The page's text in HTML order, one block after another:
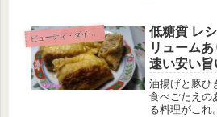
理」にすると
ちよ...
ビ
ューティ・ダイエット
低糖質 レ
リュームあ
速い安い旨
油揚げと豚ひ
食べごたえの
る料理がこれ